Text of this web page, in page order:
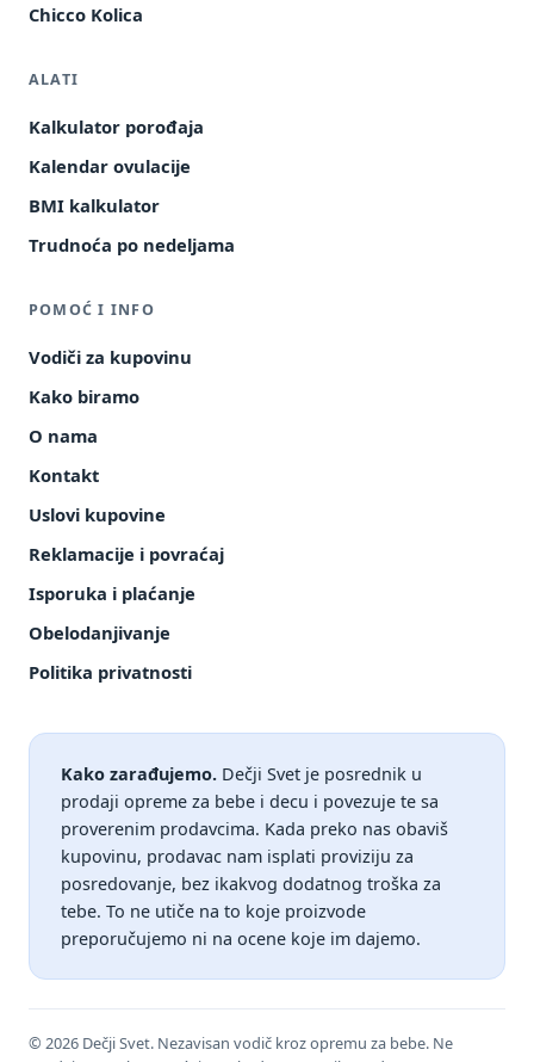
Chicco Kolica
ALATI
Kalkulator porođaja
Kalendar ovulacije
BMI kalkulator
Trudnoća po nedeljama
POMOĆ I INFO
Vodiči za kupovinu
Kako biramo
O nama
Kontakt
Uslovi kupovine
Reklamacije i povraćaj
Isporuka i plaćanje
Obelodanjivanje
Politika privatnosti
Kako zarađujemo. Dečji Svet je posrednik u
prodaji opreme za bebe i decu i povezuje te sa
proverenim prodavcima. Kada preko nas obaviš
kupovinu, prodavac nam isplati proviziju za
posredovanje, bez ikakvog dodatnog troška za
tebe. To ne utiče na to koje proizvode
preporučujemo ni na ocene koje im dajemo.
© 2026 Dečji Svet. Nezavisan vodič kroz opremu za bebe. Ne